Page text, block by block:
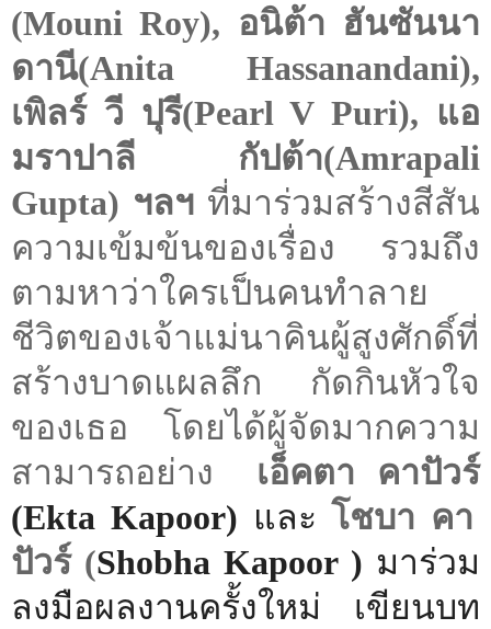
(Mouni Roy), อนิต้า ฮันซันนา
ดานี(Anita Hassanandani),
เพิลร์ วี ปุรี(Pearl V Puri), แอ
มราปาลี กัปต้า(Amrapali
Gupta) ฯลฯ ที่มาร่วมสร้างสีสัน
ความเข้มข้นของเรื่อง รวมถึง
ตามหาว่าใครเป็นคนทำลาย
ชีวิตของเจ้าแม่นาคินผู้สูงศักดิ์ที่
สร้างบาดแผลลึก กัดกินหัวใจ
ของเธอ โดยได้ผู้จัดมากความ
สามารถอย่าง
เอ็คตา คาปัวร์
(Ekta Kapoor) และโชบา คา
ปัวร์ (Shobha Kapoor) มาร่วม
ลงมือผลงานครั้งใหม่ เขียนบท